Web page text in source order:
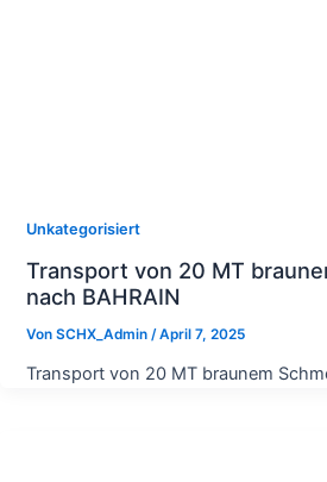
Unkategorisiert
Transport von 20 MT
nach BAHRAIN
Von SCHX_Admin /April 7, 2025
Transport von 20 MT braunem